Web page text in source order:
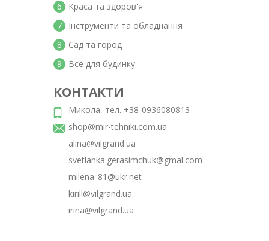
Краса та здоров'я
6
Інструменти та обладнання
7
Сад та город
8
Все для будинку
9
КОНТАКТИ
Микола, тел. +38-0936080813
shop@mir-tehniki.com.ua
alina@vilgrand.ua
svetlanka.gerasimchuk@gmal.com
milena_81@ukr.net
kirill@vilgrand.ua
irina@vilgrand.ua